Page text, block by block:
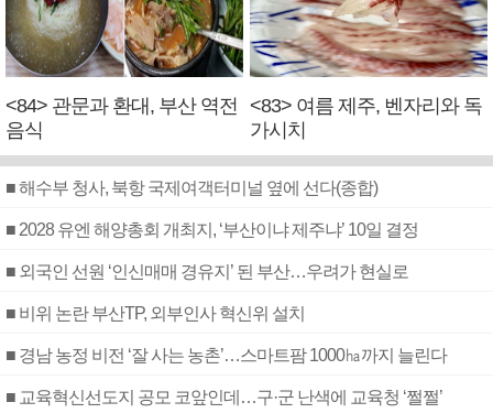
<84> 관문과 환대, 부산 역전
음식
<83> 여름 제주, 벤자리와 독
가시치
■ 해수부 청사, 북항 국제여객터미널 옆에 선다(종합)
■ 2028 유엔 해양총회 개최지, ‘부산이냐 제주냐’ 10일 결정
■ 외국인 선원 ‘인신매매 경유지’ 된 부산…우려가 현실로
■ 비위 논란 부산TP, 외부인사 혁신위 설치
■ 경남 농정 비전 ‘잘 사는 농촌’…스마트팜 1000㏊까지 늘린다
■ 교육혁신선도지 공모 코앞인데…구·군 난색에 교육청 ‘쩔쩔’